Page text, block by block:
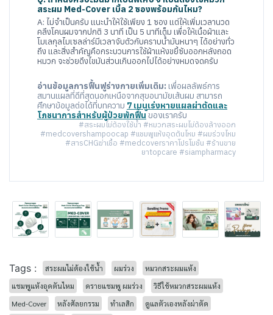
สระผม Med-Cover เบิ้ล 2 ซองพร้อมกันไหม?
A: ไม่จำเป็นครับ แนะนำให้ใช้เพียง 1 ซอง แต่ให้เพิ่มเวลานวด
คลึงโคนผมจากปกติ 3 นาที เป็น 5 นาทีเต็ม เพื่อให้เนื้อผ้าและ
โมเลกุลไมเซลล่าร์มีเวลาจับตัวกับคราบน้ำมันหนาๆ ได้อย่างทั่ว
ถึง และสิ่งสำคัญคือกระบวนการใช้ผ้าแห้งขยี้ซับออกหลังถอด
หมวก จะช่วยดึงไขมันส่วนเกินออกไปได้อย่างหมดจดครับ
อ่านข้อมูลการฟื้นฟูร่างกายเพิ่มเติม: เพื่อผลลัพธ์การ
สมานแผลที่ดีที่สุดนอกเหนือจากสุขอนามัยเส้นผม สามารถ
ศึกษาข้อมูลต่อได้ที่บทความ 7 เมนูเร่งหายแผลผ่าตัดและ
โภชนาการสำหรับผู้ป่วยพักฟื้นของเราครับ
#สระผมไม่ต้องใช้น้ำ #หมวกสระผมไม่ต้องล้างออก
#medcovershampoocap #แชมพูแห้งอุดตันไหม #ผมร่วงไหม
#สารCHGฆ่าเชื้อ #medcoverราคาโปรโมชั่น #ร้านขาย
ยาtopcare #siampharmacy
Tags : สระผมไม่ต้องใช้น้ำ ผมร่วง
หมวกสระผมแห้ง
แชมพูแห้งอุดตันไหม
ดรายแชมพู ผมร่วง
วิธีใช้หมวกสระผมแห้ง
Med-Cover
หลังศัลยกรรม ทำเลสิก
ดูแลตัวเองหลังผ่าตัด